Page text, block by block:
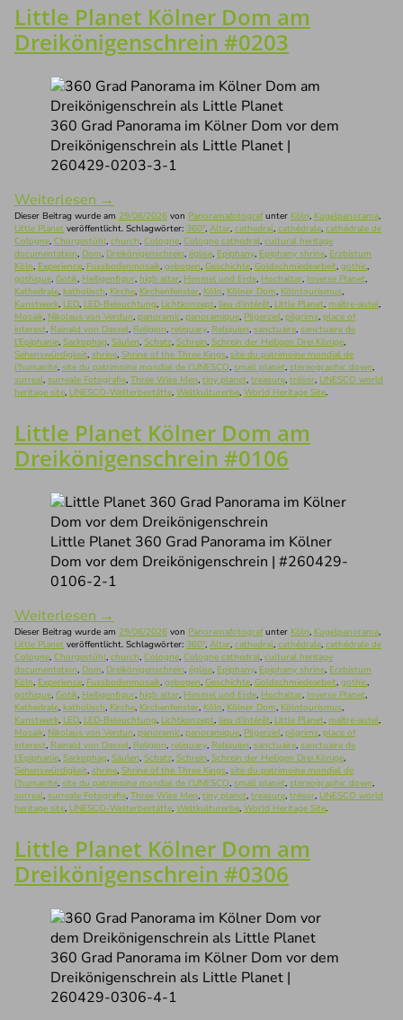
Little Planet Kölner Dom am
Dreikönigenschrein #0203
360 Grad Panorama im Kölner Dom vor dem
Dreikönigenschrein als Little Planet |
260429-0203-3-1
Weiterlesen →
Dieser Beitrag wurde am 29/06/2026 von Panoramafotografunter Köln, Kugelpanorama,
Little Planet veröffentlicht. Schlagwörter: 360°, Altar, cathedral, cathédrale, cathédrale de
Cologne, Chorgestühl, church, Cologne, Cologne cathedral, cultural heritage
documentation, Dom, Dreikönigenschrein, église, Epiphany, Epiphany shrine, Erzbistum
Köln, Experience, Fussbodenmosaik, gebogen, Geschichte, Goldschmiedearbeit, gothic,
gothique, Gotik, Heiligenfigur, high altar, Himmel und Erde, Hochaltar, Inverse Planet,
Kathedrale, katholisch, Kirche, Kirchenfenster, Köln, Kölner Dom, Kölntourismus,
Kunstwerk, LED, LED-Beleuchtung, Lichtkonzept, lieu d'intérêt, Little Planet, maître-autel,
Mosaik, Nikolaus von Verdun, panoramic, panoramique, Pilgerziel, pilgrims, place of
interest, Rainald von Dassel, Religion, reliquary, Reliquien, sanctuaire, sanctuaire de
l'Epiphanie, Sarkophag, Säulen, Schatz, Schrein, Schrein der Heiligen Drei Könige,
Sehenswürdigkeit, shrine, Shrine of the Three Kings, site du patrimoine mondial de
l'humanité, site du patrimoine mondial de l'UNESCO, small planet, stereographic down,
surreal, surreale Fotografie, Three Wise Men, tiny planet, treasure, trésor, UNESCO world
heritage site, UNESCO-Welterbestätte, Weltkulturerbe, World Heritage Site.
Little Planet Kölner Dom am
Dreikönigenschrein #0106
Little Planet 360 Grad Panorama im Kölner
Dom vor dem Dreikönigenschrein | #260429-
0106-2-1
Weiterlesen →
Dieser Beitrag wurde am 29/06/2026 von Panoramafotografunter Köln, Kugelpanorama,
Little Planet veröffentlicht. Schlagwörter: 360°, Altar, cathedral, cathédrale, cathédrale de
Cologne, Chorgestühl, church, Cologne, Cologne cathedral, cultural heritage
documentation, Dom, Dreikönigenschrein, église, Epiphany, Epiphany shrine, Erzbistum
Köln, Experience, Fussbodenmosaik, gebogen, Geschichte, Goldschmiedearbeit, gothic,
gothique, Gotik, Heiligenfigur, high altar, Himmel und Erde, Hochaltar, Inverse Planet,
Kathedrale, katholisch, Kirche, Kirchenfenster, Köln, Kölner Dom, Kölntourismus,
Kunstwerk, LED, LED-Beleuchtung, Lichtkonzept, lieu d'intérêt, Little Planet, maître-autel,
Mosaik, Nikolaus von Verdun, panoramic, panoramique, Pilgerziel, pilgrims, place of
interest, Rainald von Dassel, Religion, reliquary, Reliquien, sanctuaire, sanctuaire de
l'Epiphanie, Sarkophag, Säulen, Schatz, Schrein, Schrein der Heiligen Drei Könige,
Sehenswürdigkeit, shrine, Shrine of the Three Kings, site du patrimoine mondial de
l'humanité, site du patrimoine mondial de l'UNESCO, small planet, stereographic down,
surreal, surreale Fotografie, Three Wise Men, tiny planet, treasure, trésor, UNESCO world
heritage site, UNESCO-Welterbestätte, Weltkulturerbe, World Heritage Site.
Little Planet Kölner Dom am
Dreikönigenschrein #0306
360 Grad Panorama im Kölner Dom vor dem
Dreikönigenschrein als Little Planet |
260429-0306-4-1